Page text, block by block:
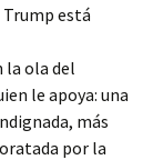
Trump está
la ola del
le apoya: una
más
por la